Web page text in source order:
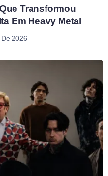
Transformou
Em Heavy Metal
2026